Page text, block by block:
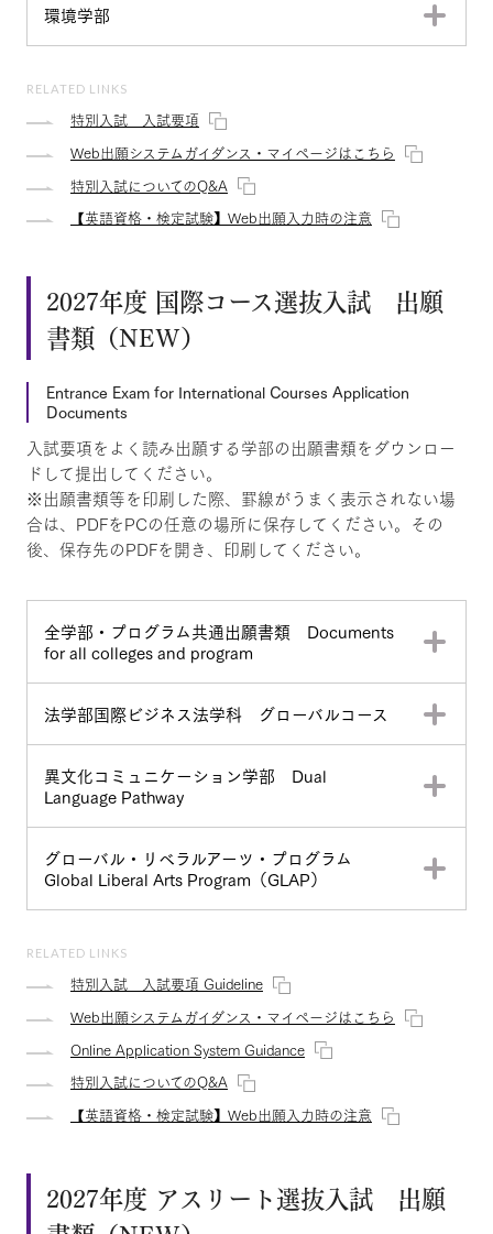
環境学部
RELATED LINKS
特別入試 入試要項
Web出願システムガイダンス・マイページはこちら
特別入試についてのQ&A
【英語資格・検定試験】Web出願入力時の注意
2027年度 国際コース選抜入試 出願
書類（NEW）
Entrance Exam for International Courses Application
Documents
入試要項をよく読み出願する学部の出願書類をダウンロー
ドして提出してください。
※出願書類等を印刷した際、罫線がうまく表示されない場
合は、PDFをPCの任意の場所に保存してください。その
後、保存先のPDFを開き、印刷してください。
全学部・プログラム共通出願書類 Documents
for all colleges and program
法学部国際ビジネス法学科 グローバルコース
異文化コミュニケーション学部 Dual
Language Pathway
グローバル・リベラルアーツ・プログラム
Global Liberal Arts Program（GLAP）
RELATED LINKS
特別入試 入試要項 Guideline
Web出願システムガイダンス・マイページはこちら
Online Application System Guidance
特別入試についてのQ&A
【英語資格・検定試験】Web出願入力時の注意
2027年度 アスリート選抜入試 出願